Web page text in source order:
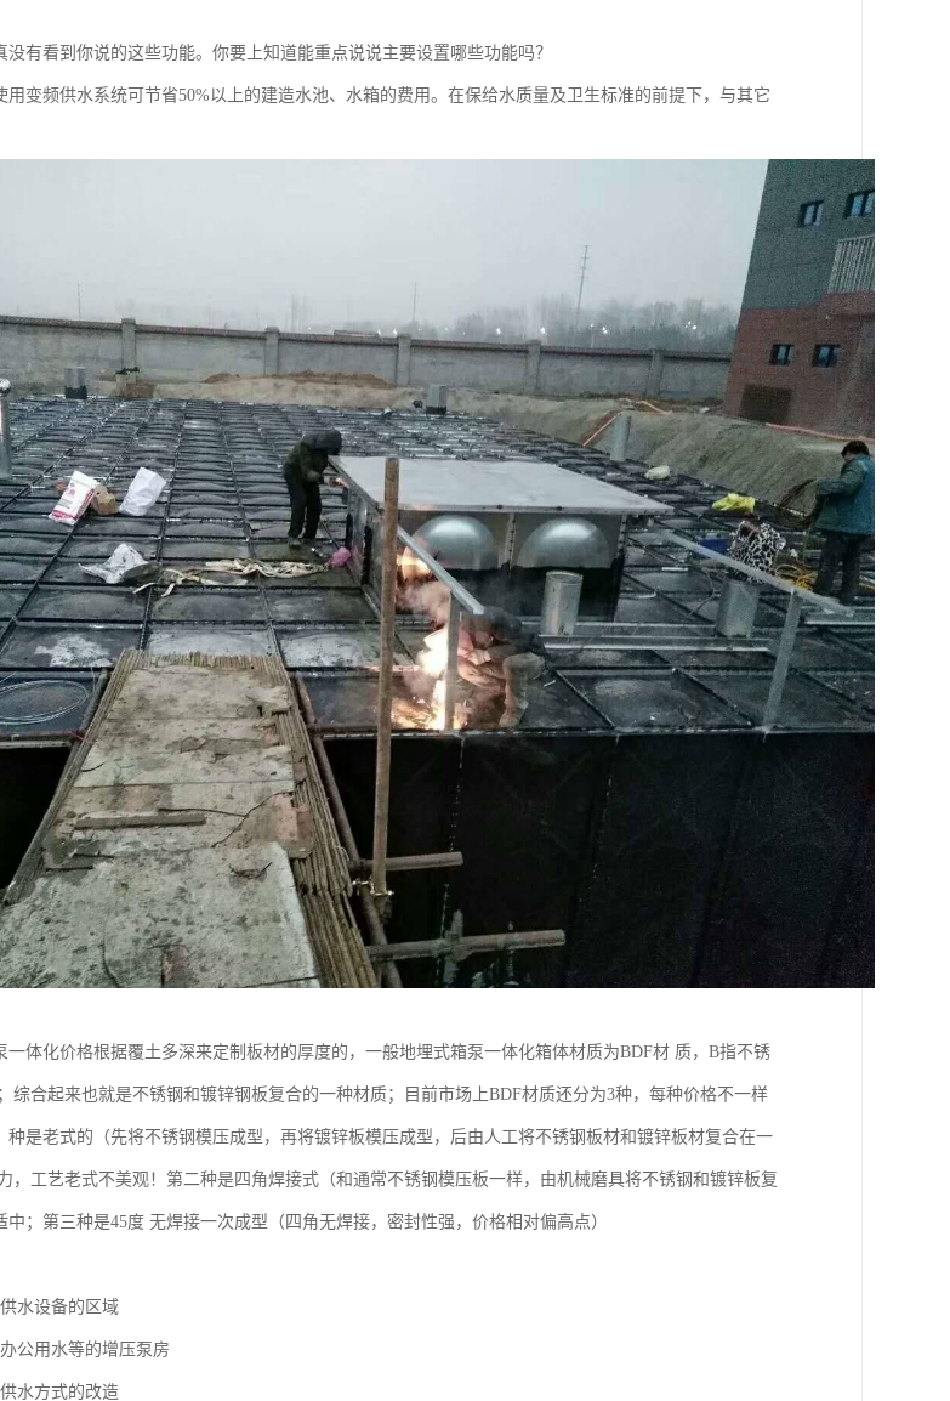
有看到你说的这些功能。你要上知道能重点说说主要设置哪些功能吗？
变频供水系统可节省50%以上的建造水池、水箱的费用。在保给水质量及卫生标准的前提下，与其它
体化价格根据覆土多深来定制板材的厚度的，一般地埋式箱泵一体化箱体材质为BDF材 质，B指不锈
综合起来也就是不锈钢和镀锌钢板复合的一种材质；目前市场上BDF材质还分为3种，每种价格不一样
种是老式的（先将不锈钢模压成型，再将镀锌板模压成型，后由人工将不锈钢板材和镀锌板材复合在一
，工艺老式不美观！第二种是四角焊接式（和通常不锈钢模压板一样，由机械磨具将不锈钢和镀锌板复
；第三种是45度 无焊接一次成型（四角无焊接，密封性强，价格相对偏高点）
水设备的区域
公用水等的增压泵房
水方式的改造